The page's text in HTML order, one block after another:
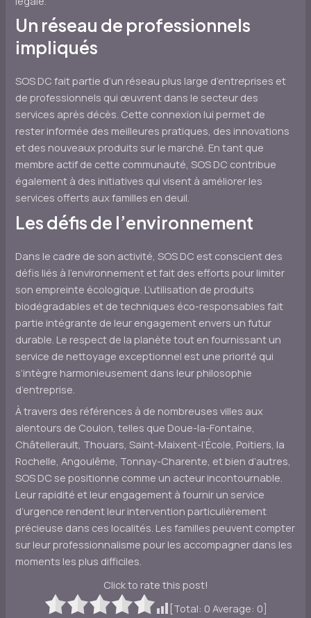
Un réseau de professionnels
impliqués
SOS DC fait partie d’un réseau plus large d’entreprises et
de professionnels qui œuvrent dans le secteur des
services après décès. Cette connexion lui permet de
rester informée des meilleures pratiques, des innovations
et des nouveaux produits sur le marché. En tant que
membre actif de cette communauté, SOS DC contribue
également à des initiatives qui visent à améliorer les
services offerts aux familles en deuil.
Les défis de l’environnement
Dans le cadre de son activité, SOS DC est conscient des
défis liés à l’environnement et fait des efforts pour limiter
son empreinte écologique. L’utilisation de produits
biodégradables et de techniques éco-responsables fait
partie intégrante de leur engagement envers un futur
durable. Le respect de la planète tout en fournissant un
service de nettoyage exceptionnel est une priorité qui
s’intègre harmonieusement dans leur philosophie
d’entreprise.
À travers des références à de nombreuses villes aux
alentours de Coulon, telles que Doue-la-Fontaine,
Châtellerault, Thouars, Saint-Maixent-l’École, Poitiers, la
Rochelle, Angoulême, Tonnay-Charente, et bien d’autres,
SOS DC se positionne comme un acteur incontournable.
Leur rapidité et leur engagement à fournir un service
d’urgence rendent leur intervention particulièrement
précieuse dans ces localités. Les familles peuvent compter
sur leur professionnalisme pour les accompagner dans les
moments les plus difficiles.
Click to rate this post!
[Total: 0 Average: 0]